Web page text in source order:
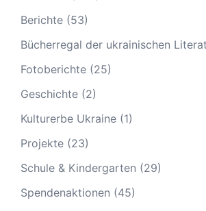
Berichte (53)
Bücherregal der ukrainischen
Fotoberichte (25)
Geschichte (2)
Kulturerbe Ukraine (1)
Projekte (23)
Schule & Kindergarten (29)
Spendenaktionen (45)